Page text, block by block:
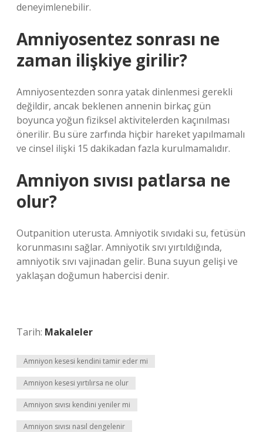
deneyimlenebilir.
Amniyosentez sonrası ne
zaman ilişkiye girilir?
Amniyosentezden sonra yatak dinlenmesi gerekli
değildir, ancak beklenen annenin birkaç gün
boyunca yoğun fiziksel aktivitelerden kaçınılması
önerilir. Bu süre zarfında hiçbir hareket yapılmamalı
ve cinsel ilişki 15 dakikadan fazla kurulmamalıdır.
Amniyon sıvısı patlarsa ne
olur?
Outpanition uterusta. Amniyotik sıvıdaki su, fetüsün
korunmasını sağlar. Amniyotik sıvı yırtıldığında,
amniyotik sıvı vajinadan gelir. Buna suyun gelişi ve
yaklaşan doğumun habercisi denir.
Tarih: Makaleler
Amniyon kesesi kendini tamir eder mi
Amniyon kesesi yırtılırsa ne olur
Amniyon sıvısı kendini yeniler mi
Amniyon sıvısı nasıl dengelenir